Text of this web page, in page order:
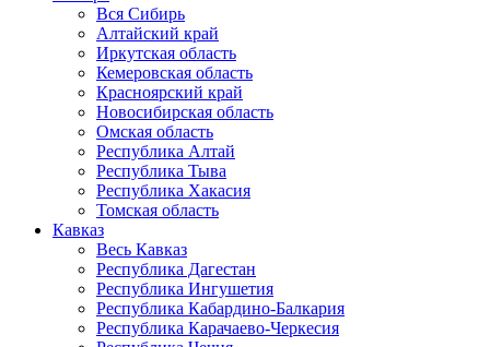
Вся Сибирь
Алтайский край
Иркутская область
Кемеровская область
Красноярский край
Новосибирская область
Омская область
Республика Алтай
Республика Тыва
Республика Хакасия
Томская область
Кавказ
Весь Кавказ
Республика Дагестан
Республика Ингушетия
Республика Кабардино-Балкария
Республика Карачаево-Черкесия